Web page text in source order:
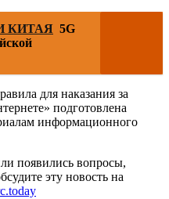
КИТАЯ 5G
для наказания за
подготовлена
информационного
появились вопросы,
эту новость на